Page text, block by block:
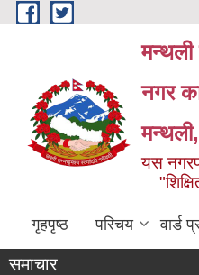
Skip to main content
मन्थली
नगर
यस
गृहपृष्ठ परिचय वार्ड
समाचार